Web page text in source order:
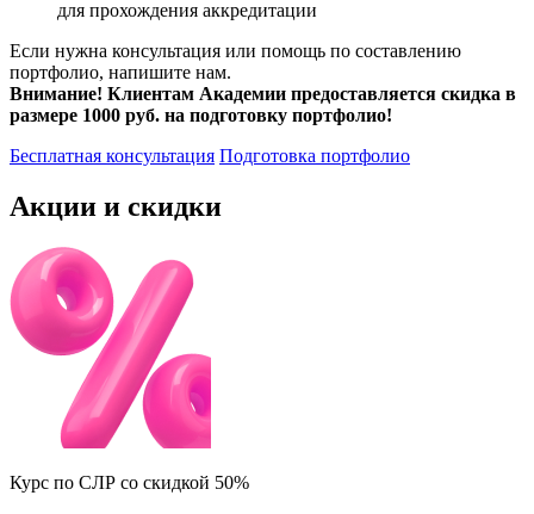
для прохождения аккредитации
Если нужна консультация или помощь по составлению
портфолио, напишите нам.
Внимание! Клиентам Академии предоставляется скидка в
размере 1000 руб. на подготовку портфолио!
Бесплатная консультация Подготовка портфолио
Акции и скидки
Курс по СЛР со скидкой 50%